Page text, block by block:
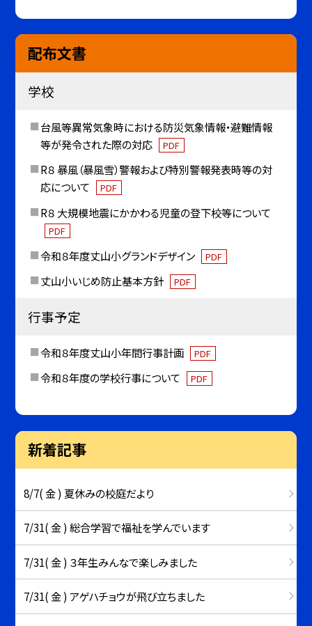
配布文書
学校
台風等異常気象時における防災気象情報・避難情報
等が発令された際の対応
PDF
R８ 暴風（暴風雪）警報および特別警報発表時等の対
応について
PDF
R８ 大規模地震にかかわる児童の登下校等について
PDF
令和８年度丈山小グランドデザイン PDF
丈山小いじめ防止基本方針 PDF
行事予定
令和８年度丈山小年間行事計画 PDF
令和８年度の学校行事について PDF
新着記事
8/7( 金 ) 夏休みの校庭だより
7/31( 金 ) 総合学習で福祉を学んでいます
7/31( 金 ) ３年生みんなで楽しみました
7/31( 金 ) アゲハチョウが飛び立ちました